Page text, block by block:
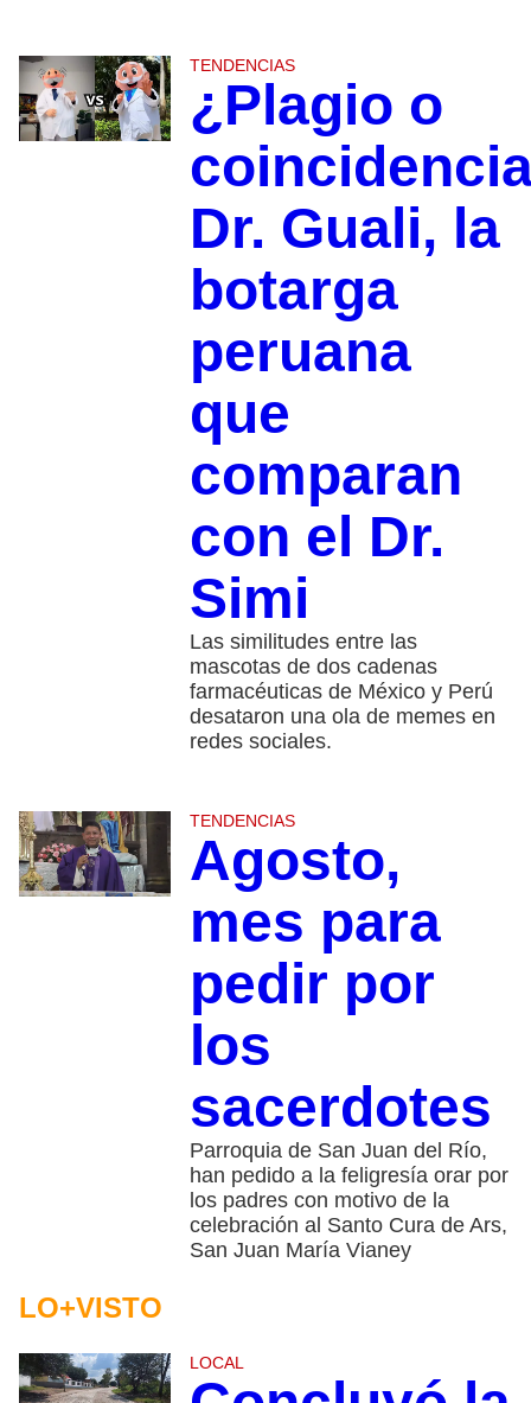
TENDENCIAS
¿Plagio o
Dr. Guali, la
botarga
peruana
que
comparan
con el Dr.
Simi
Las similitudes entre las
mascotas de dos cadenas
farmacéuticas de México y Perú
desataron una ola de memes en
redes sociales.
TENDENCIAS
Agosto,
mes para
pedir por
los
sacerdotes
Parroquia de San Juan del Río,
han pedido a la feligresía orar por
los padres con motivo de la
celebración al Santo Cura de Ars,
San Juan María Vianey
LO+VISTO
LOCAL